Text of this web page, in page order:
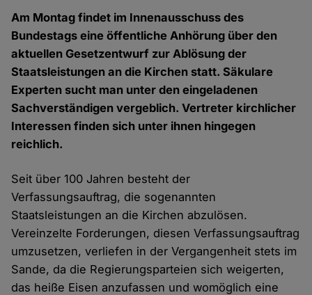
Am Montag findet im Innenausschuss des
Bundestags eine öffentliche Anhörung über den
aktuellen Gesetzentwurf zur Ablösung der
Staatsleistungen an die Kirchen statt. Säkulare
Experten sucht man unter den eingeladenen
Sachverständigen vergeblich. Vertreter kirchlicher
Interessen finden sich unter ihnen hingegen
reichlich.
Seit über 100 Jahren besteht der
Verfassungsauftrag, die sogenannten
Staatsleistungen an die Kirchen abzulösen.
Vereinzelte Forderungen, diesen Verfassungsauftrag
umzusetzen, verliefen in der Vergangenheit stets im
Sande, da die Regierungsparteien sich weigerten,
das heiße Eisen anzufassen und womöglich eine